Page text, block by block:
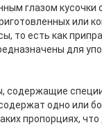
глазом кусочки
или
то есть как
для
одно или
пропорциях,